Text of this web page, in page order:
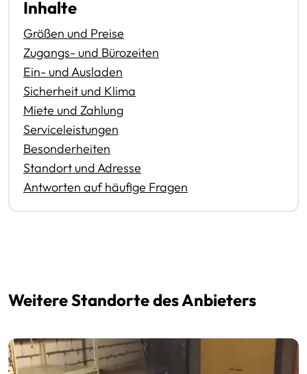
Inhalte
Größen und Preise
Zugangs- und Bürozeiten
Ein- und Ausladen
Sicherheit und Klima
Miete und Zahlung
Serviceleistungen
Besonderheiten
Standort und Adresse
Antworten auf häufige Fragen
Weitere Standorte des Anbieters